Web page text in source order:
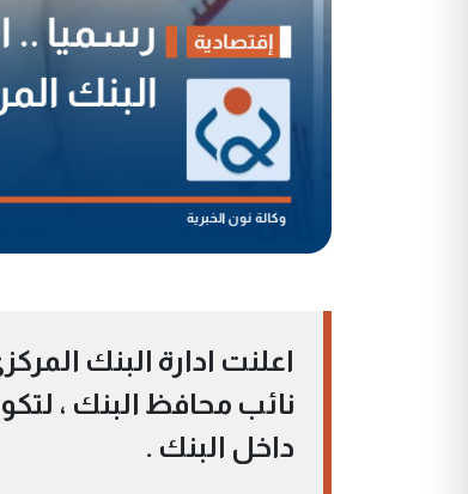
اعلنت ادارة البنك
نائب محافظ البنك ،
داخل البنك .